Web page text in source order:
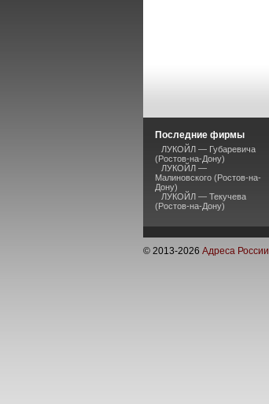
Последние фирмы
ЛУКОЙЛ — Губаревича
(Ростов-на-Дону)
ЛУКОЙЛ —
Малиновского (Ростов-на-
Дону)
ЛУКОЙЛ — Текучева
(Ростов-на-Дону)
© 2013-2026 Адреса России